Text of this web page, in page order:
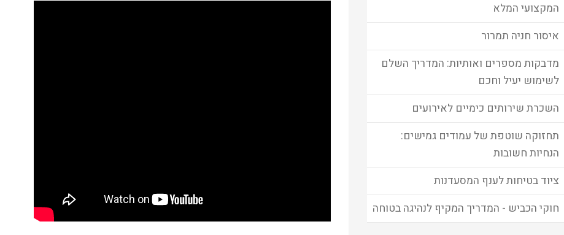
המקצועי המלא
איסור חניה תמרור
מדבקות מספרים ואותיות: המדריך השלם
לשימוש יעיל וחכם
השכרת שירותים כימיים לאירועים
תחזוקה שוטפת של עמודים גמישים:
הנחיות חשובות
ציוד בטיחות לענף המסעדנות
חוקי הכביש - המדריך המקיף לנהיגה בטוחה